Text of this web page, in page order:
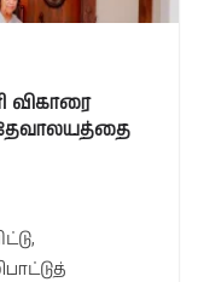
விகாரை
தேவாலயத்தை